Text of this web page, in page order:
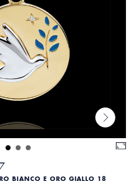
BIANCO E ORO GIALLO 18